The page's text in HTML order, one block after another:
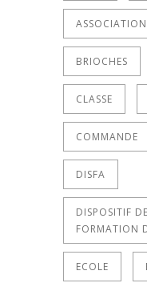
ASSOCIATION
BRIOCHES
CLASSE
COMMANDE
DISFA
DISPOSITIF
FORMATION
ECOLE